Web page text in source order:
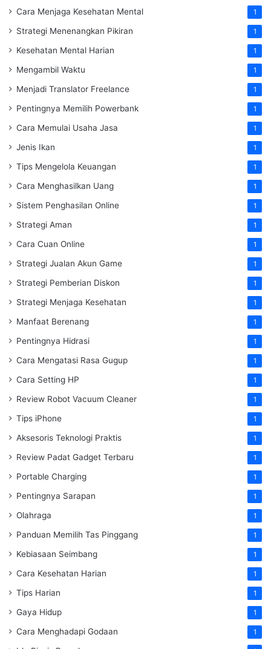
Cara Menjaga Kesehatan Mental 1
Strategi Menenangkan Pikiran 1
Kesehatan Mental Harian 1
Mengambil Waktu 1
Menjadi Translator Freelance 1
Pentingnya Memilih Powerbank 1
Cara Memulai Usaha Jasa 1
Jenis Ikan 1
Tips Mengelola Keuangan 1
Cara Menghasilkan Uang 1
Sistem Penghasilan Online 1
Strategi Aman 1
Cara Cuan Online 1
Strategi Jualan Akun Game 1
Strategi Pemberian Diskon 1
Strategi Menjaga Kesehatan 1
Manfaat Berenang 1
Pentingnya Hidrasi 1
Cara Mengatasi Rasa Gugup 1
Cara Setting HP 1
Review Robot Vacuum Cleaner 1
Tips iPhone 1
Aksesoris Teknologi Praktis 1
Review Padat Gadget Terbaru 1
Portable Charging 1
Pentingnya Sarapan 1
Olahraga 1
Panduan Memilih Tas Pinggang 1
Kebiasaan Seimbang 1
Cara Kesehatan Harian 1
Tips Harian 1
Gaya Hidup 1
Cara Menghadapi Godaan 1